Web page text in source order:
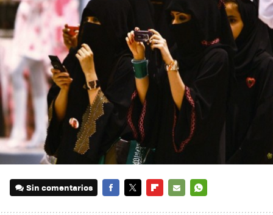
Sin comentarios